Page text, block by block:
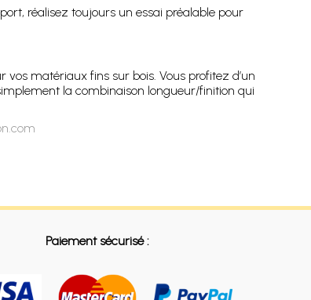
réalisez toujours un essai préalable pour
matériaux fins sur bois. Vous profitez d’un
la combinaison longueur/finition qui
Paiement sécurisé :